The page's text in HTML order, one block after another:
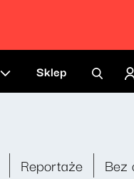
Sklep
Reportaże Bez